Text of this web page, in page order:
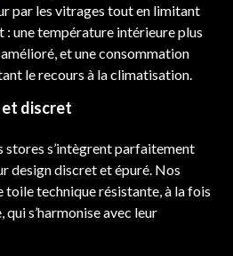
par les vitrages tout en limitant
: une température intérieure plus
et une consommation
le recours à la climatisation.
discret
s’intègrent parfaitement
design discret et épuré. Nos
toile technique résistante, à la fois
s’harmonise avec leur